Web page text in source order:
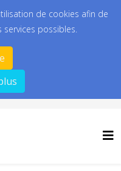
de cookies afin de
possibles.